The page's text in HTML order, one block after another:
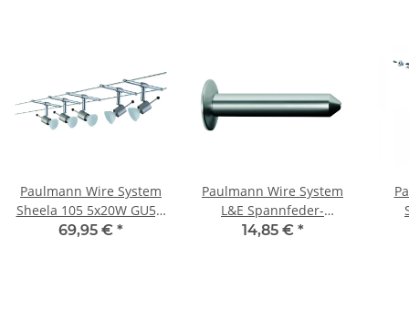
Paulmann Wire System
Sheela 105 5x20W GU5,3
Nickel satiniert 230/12V
69,95 € *
Paulmann Wire System
L&E Spannfeder-
Wandanschluss 1 Paar
14,85 € *